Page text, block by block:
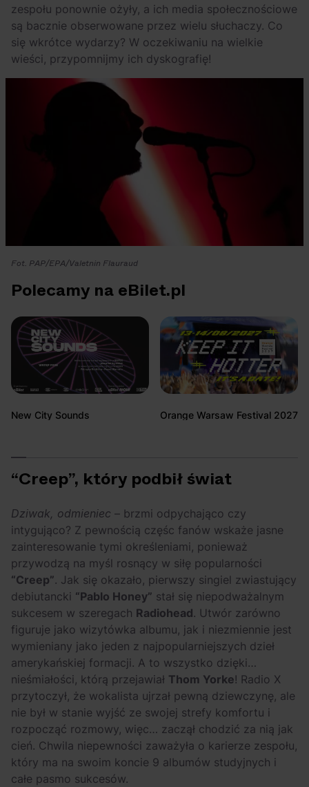
zespołu ponownie ożyły, a ich media społecznościowe
są bacznie obserwowane przez wielu słuchaczy. Co
się wkrótce wydarzy? W oczekiwaniu na wielkie
wieści, przypomnijmy ich dyskografię!
Fot. PAP/EPA/Valetnin Flauraud
Polecamy na eBilet.pl
New City Sounds Orange Warsaw Festival 2027
“Creep”, który podbił świat
Dziwak, odmieniec – brzmi odpychająco czy
intygująco? Z pewnością częśc fanów wskaże jasne
zainteresowanie tymi określeniami, ponieważ
przywodzą na myśl rosnący w siłę popularności
“Creep”. Jak się okazało, pierwszy singiel zwiastujący
debiutancki “Pablo Honey” stał się niepodważalnym
sukcesem w szeregach Radiohead. Utwór zarówno
figuruje jako wizytówka albumu, jak i niezmiennie jest
wymieniany jako jeden z najpopularniejszych dzieł
amerykańskiej formacji. A to wszystko dzięki…
nieśmiałości, którą przejawiał Thom Yorke! Radio X
przytoczył, że wokalista ujrzał pewną dziewczynę, ale
nie był w stanie wyjść ze swojej strefy komfortu i
rozpocząć rozmowy, więc… zaczął chodzić za nią jak
cień. Chwila niepewności zaważyła o karierze zespołu,
który ma na swoim koncie 9 albumów studyjnych i
całe pasmo sukcesów.